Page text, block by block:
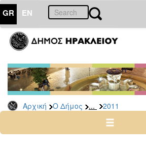
GR EN
Αρχική Ο Δήμος ... 2011
ΔΗΜΟΣ
Δελτία
Τύπου
Αρχείο
2026
2024